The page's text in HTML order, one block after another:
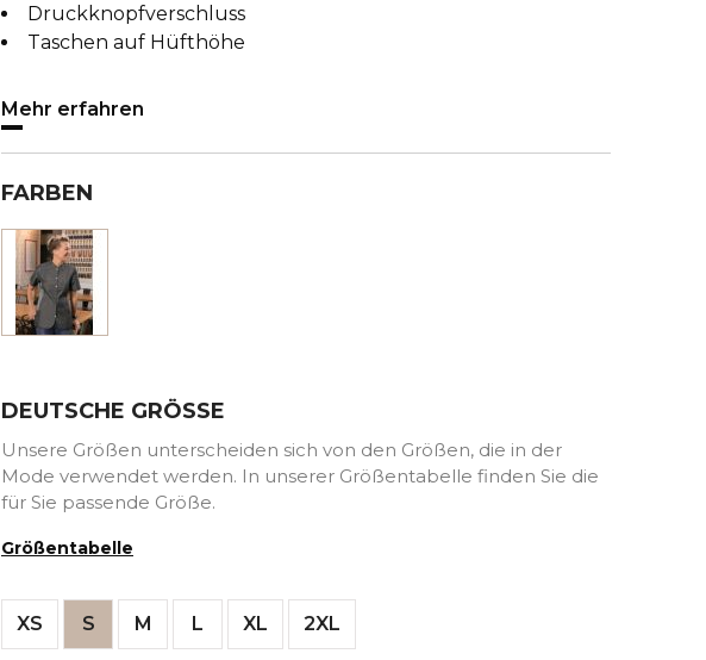
Druckknopfverschluss
Taschen auf Hüfthöhe
Mehr erfahren
FARBEN
DEUTSCHE GRÖSSE
Unsere Größen unterscheiden sich von den Größen, die in der
Mode verwendet werden. In unserer Größentabelle finden Sie die
für Sie passende Größe.
Größentabelle
XS S M L XL 2XL